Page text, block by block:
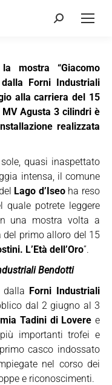
Cerca:
mostra “Giacomo
dalla Forni Industriali
alla carriera del 15
Agusta 3 cilindri è
realizzata
quasi inaspettato
intensa, il comune
Lago d’Iseoha reso
quale potrete leggere
una mostra volta a
primo alloro del 15
L’Età dell’Oro”.
Bendotti
dalla Forni Industriali
dal 2 giugno al 3
Tadini di Lovere e
importanti trofei e
casco indossato
nel corso dei
e riconoscimenti.